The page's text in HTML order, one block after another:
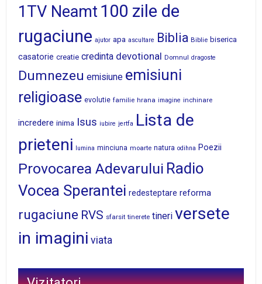
1TV Neamt 100 zile de
rugaciune ajutor apa ascultare Biblia Biblie biserica
casatorie creatie credinta devotional Domnul dragoste
Dumnezeu emisiune emisiuni
religioase evolutie familie hrana imagine inchinare
incredere inima Isus iubire jertfa Lista de
prieteni lumina minciuna moarte natura odihna Poezii
Provocarea Adevarului Radio
Vocea Sperantei redesteptare reforma
rugaciune RVS sfarsit tinerete tineri versete
in imagini viata